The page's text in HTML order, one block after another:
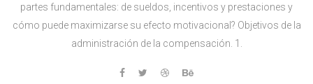
partes fundamentales: de sueldos, incentivos y prestaciones y
cómo puede maximizarse su efecto motivacional? Objetivos de la
administración de la compensación. 1.